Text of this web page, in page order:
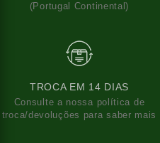
(Portugal Continental)
TROCA EM 14 DIAS
Consulte a nossa política de
troca/devoluções para saber mais